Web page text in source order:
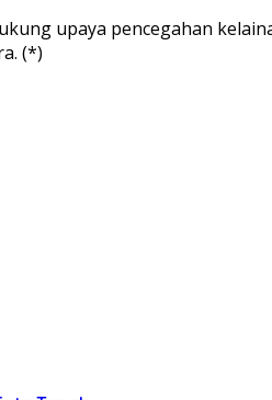
upaya pencegahan
(*)